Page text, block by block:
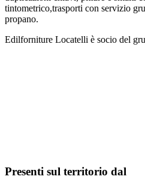
tintometrico,trasporti con servizio
propano.
Edilforniture Locatelli è socio del
Presenti sul territorio dal